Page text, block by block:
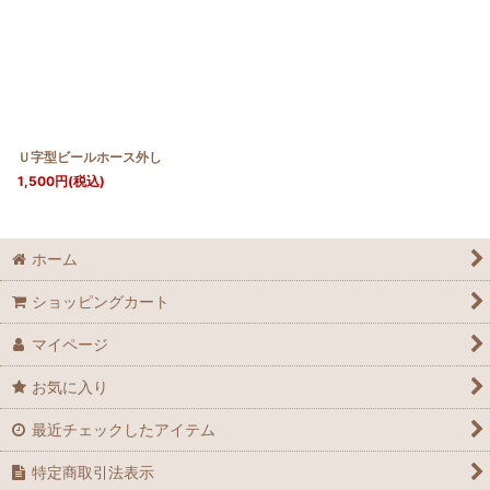
Ｕ字型ビールホース外し
1,500円(税込)
ホーム
ショッピングカート
マイページ
お気に入り
最近チェックしたアイテム
特定商取引法表示